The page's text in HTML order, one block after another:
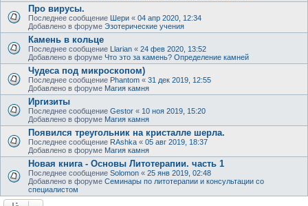
Про вирусы.
Последнее сообщение Шери « 04 апр 2020, 12:34
Добавлено в форуме Эзотерические учения
Камень в кольце
Последнее сообщение Llarian « 24 фев 2020, 13:52
Добавлено в форуме Что это за камень? Определение камней
Чудеса под микроскопом)
Последнее сообщение Phantom « 31 дек 2019, 12:55
Добавлено в форуме Магия камня
Иргизиты
Последнее сообщение Gestor « 10 ноя 2019, 15:20
Добавлено в форуме Магия камня
Появился треугольник на кристалле шерла.
Последнее сообщение RAshka « 05 авг 2019, 18:37
Добавлено в форуме Магия камня
Новая книга - Основы Литотерапии. часть 1
Последнее сообщение Solomon « 25 янв 2019, 02:48
Добавлено в форуме Семинары по литотерапии и консультации со
специалистом